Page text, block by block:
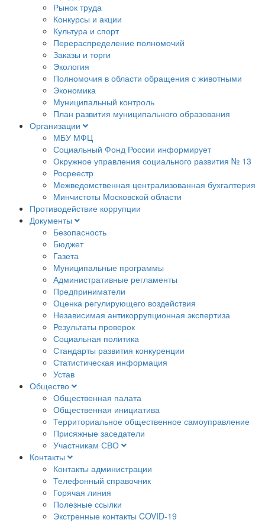
Рынок труда
Конкурсы и акции
Культура и спорт
Перераспределение полномочий
Заказы и торги
Экология
Полномочия в области обращения с животными
Экономика
Муниципальный контроль
План развития муниципального образования
Организации
МБУ МФЦ
Социальный Фонд России информирует
Окружное управления социального развития № 13
Росреестр
Межведомственная централизованная бухгалтерия
Минчистоты Московской области
Противодействие коррупции
Документы
Безопасность
Бюджет
Газета
Муниципальные программы
Административные регламенты
Предприниматели
Оценка регулирующего воздействия
Независимая антикоррупционная экспертиза
Результаты проверок
Социальная политика
Стандарты развития конкуренции
Статистическая информация
Устав
Общество
Общественная палата
Общественная инициатива
Территориальное общественное самоуправление
Присяжные заседатели
Участникам СВО
Контакты
Контакты администрации
Телефонный справочник
Горячая линия
Полезные ссылки
Экстренные контакты COVID-19